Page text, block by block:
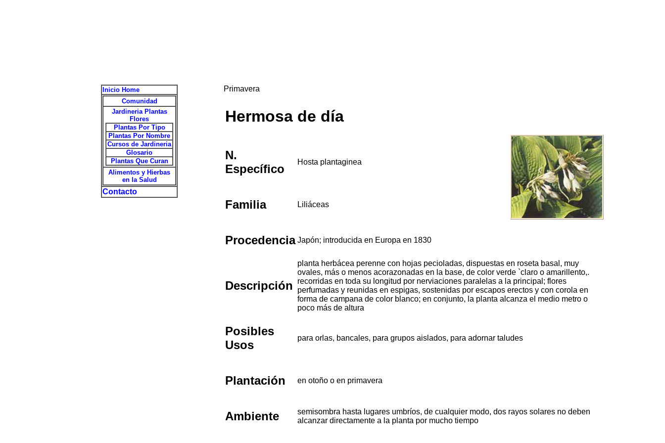
Inicio Home
Comunidad
Jardineria Plantas
Flores
Plantas Por Tipo
Plantas Por Nombre
Cursos de Jardineria
Glosario
Plantas Que Curan
Alimentos y Hierbas
en la Salud
Contacto
Primavera
Hermosa de día
N.
Específico
Hosta plantaginea
Familia Liliáceas
Procedencia Japón; introducida en Europa en 1830
Descripción
planta herbácea perenne con hojas pecioladas, dispuestas en roseta basal, muy
ovales, más o menos acorazonadas en la base, de color verde `claro o amarillento,.
recorridas en toda su longitud por nerviaciones paralelas a la principal; flores
perfumadas y reunidas en espigas, sostenidas por escapos erectos y con corola en
forma de campana de color blanco; en conjunto, la planta alcanza el medio metro o
poco más de altura
Posibles
Usos
para orlas, bancales, para grupos aislados, para adornar taludes
Plantación en otoño o en primavera
Ambiente
semisombra hasta lugares umbríos, de cualquier modo, dos rayos solares no deben
alcanzar directamente a la planta por mucho tiempo